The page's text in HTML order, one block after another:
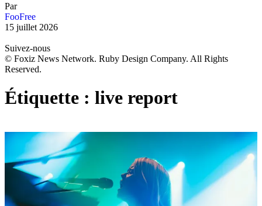
Par
FooFree
15 juillet 2026
Suivez-nous
© Foxiz News Network. Ruby Design Company. All Rights
Reserved.
Étiquette : live report